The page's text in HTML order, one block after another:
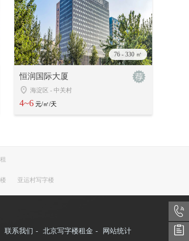
76 - 330 ㎡
恒润国际大厦
海淀区 - 中关村
4~6 元/㎡/天
亚运村写字楼
联系我们 - 北京写字楼租金 - 网站统计